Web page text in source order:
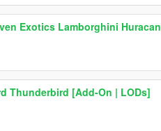
Exotics Lamborghini Huracan
Thunderbird [Add-On | LODs]